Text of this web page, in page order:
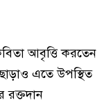
আবৃত্তি করতেন
এতে উপস্থিত
রক্তদান